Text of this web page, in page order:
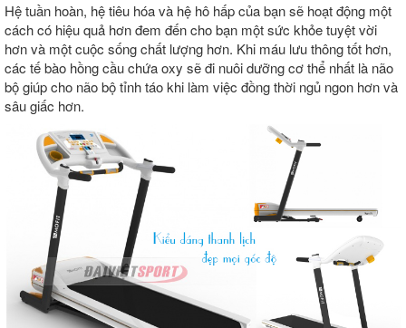
Hệ tuần hoàn, hệ tiêu hóa và hệ hô hấp của bạn sẽ hoạt động một
cách có hiệu quả hơn đem đến cho bạn một sức khỏe tuyệt vời
hơn và một cuộc sống chất lượng hơn. Khi máu lưu thông tốt hơn,
các tế bào hồng cầu chứa oxy sẽ đi nuôi dưỡng cơ thể nhất là não
bộ giúp cho não bộ tỉnh táo khi làm việc đồng thời ngủ ngon hơn và
sâu giấc hơn.